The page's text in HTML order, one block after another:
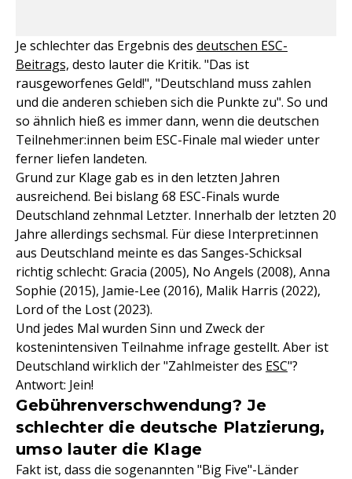
Je schlechter das Ergebnis des deutschen ESC-
Beitrags, desto lauter die Kritik. "Das ist
rausgeworfenes Geld!", "Deutschland muss zahlen
und die anderen schieben sich die Punkte zu". So und
so ähnlich hieß es immer dann, wenn die deutschen
Teilnehmer:innen beim ESC-Finale mal wieder unter
ferner liefen landeten.
Grund zur Klage gab es in den letzten Jahren
ausreichend. Bei bislang 68 ESC-Finals wurde
Deutschland zehnmal Letzter. Innerhalb der letzten 20
Jahre allerdings sechsmal. Für diese Interpret:innen
aus Deutschland meinte es das Sanges-Schicksal
richtig schlecht: Gracia (2005), No Angels (2008), Anna
Sophie (2015), Jamie-Lee (2016), Malik Harris (2022),
Lord of the Lost (2023).
Und jedes Mal wurden Sinn und Zweck der
kostenintensiven Teilnahme infrage gestellt. Aber ist
Deutschland wirklich der "Zahlmeister des ESC"?
Antwort: Jein!
Gebührenverschwendung? Je
schlechter die deutsche Platzierung,
umso lauter die Klage
Fakt ist, dass die sogenannten "Big Five"-Länder